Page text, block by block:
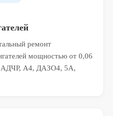
ремонт
мощностью от 0,06
АДЧР, А4, ДАЗО4, 5А,